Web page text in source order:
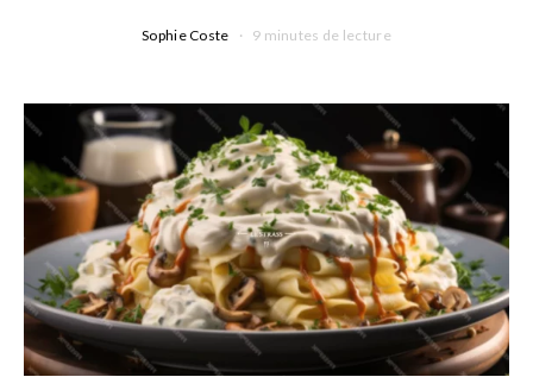
Sophie Coste 9 minutes de lecture